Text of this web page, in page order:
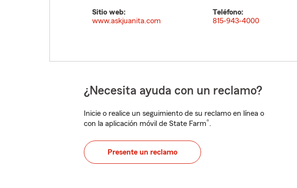
Sitio web:
www.askjuanita.com
Teléfono:
815-943-4000
¿Necesita ayuda con un reclamo?
Inicie o realice un seguimiento de su reclamo en línea o
con la aplicación móvil de State Farm®.
Presente un reclamo